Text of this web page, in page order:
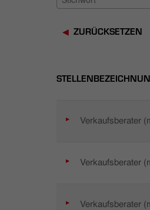
ZURÜCKSETZEN
Verkaufsberater
Verkaufsberater
Verkaufsberater